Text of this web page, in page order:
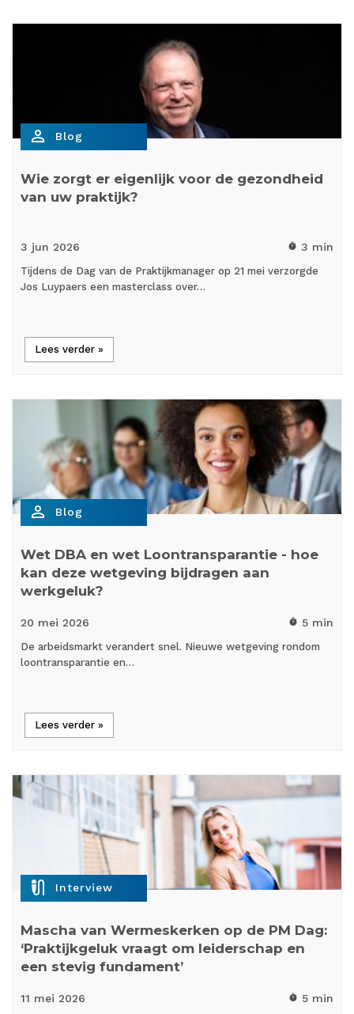
person_outline Blog
Wie zorgt er eigenlijk voor de gezondheid
van uw praktijk?
3 jun 2026 timer 3 min
Tijdens de Dag van de Praktijkmanager op 21 mei verzorgde
Jos Luypaers een masterclass over…
Lees verder »
person_outline Blog
Wet DBA en wet Loontransparantie - hoe
kan deze wetgeving bijdragen aan
werkgeluk?
20 mei 2026 timer 5 min
De arbeidsmarkt verandert snel. Nieuwe wetgeving rondom
loontransparantie en…
Lees verder »
mic_external_on Interview
Mascha van Wermeskerken op de PM Dag:
‘Praktijkgeluk vraagt om leiderschap en
een stevig fundament’
11 mei 2026 timer 5 min